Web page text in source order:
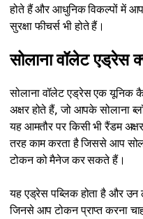
होते हैं और आधुनिक विकल्पों में
सुरक्षा फीचर्स भी होते हैं।
सोलाना वॉलेट एड्रेस
सोलाना वॉलेट एड्रेस एक यूनिक
अक्षर होते हैं, जो आपके सोलाना
यह आमतौर पर किसी भी रैंडम
तरह काम करता है जिससे आप
टोकन को मैनेज कर सकते हैं।
यह एड्रेस पब्लिक होता है और उन
जिनसे आप टोकन प्राप्त करना